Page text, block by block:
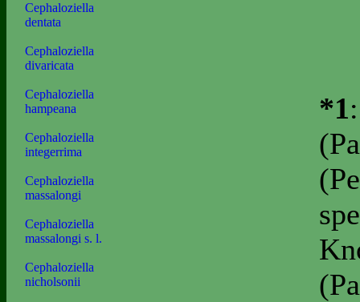
Cephaloziella
dentata
Cephaloziella
divaricata
Cephaloziella
hampeana
Cephaloziella
integerrima
Cephaloziella
massalongi
Cephaloziella
massalongi s. l.
Cephaloziella
nicholsonii
*1